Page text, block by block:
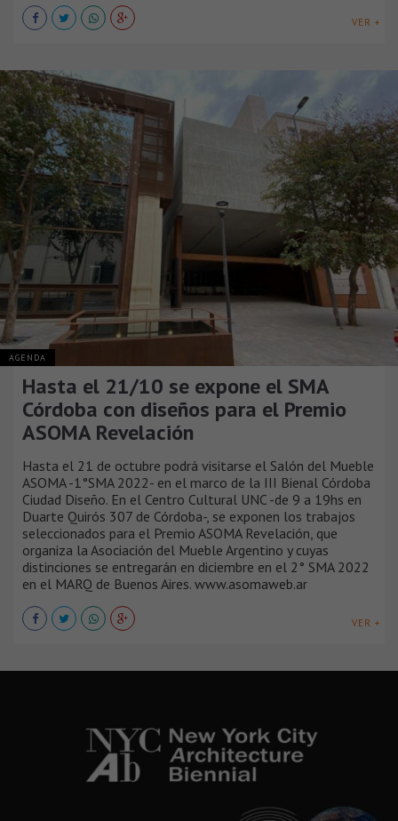
VER +
AGENDA
Hasta el 21/10 se expone el SMA
Córdoba con diseños para el Premio
ASOMA Revelación
Hasta el 21 de octubre podrá visitarse el Salón del Mueble
ASOMA -1°SMA 2022- en el marco de la III Bienal Córdoba
Ciudad Diseño. En el Centro Cultural UNC -de 9 a 19hs en
Duarte Quirós 307 de Córdoba-, se exponen los trabajos
seleccionados para el Premio ASOMA Revelación, que
organiza la Asociación del Mueble Argentino y cuyas
distinciones se entregarán en diciembre en el 2° SMA 2022
en el MARQ de Buenos Aires. www.asomaweb.ar
VER +